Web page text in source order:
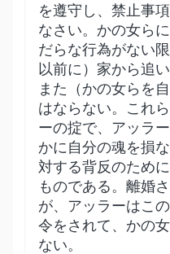
を遵守し、禁止事
なさい。かの女ら
だらな行為がない
以前に）家から追
また（かの女らを
はならない。これ
ーの掟で、アッラ
かに自分の魂を損
対する背反のため
ものである。離婚
が、アッラーはこ
令をされて、かの
ない。